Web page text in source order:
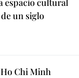
espacio cultural
un siglo
Chi Minh